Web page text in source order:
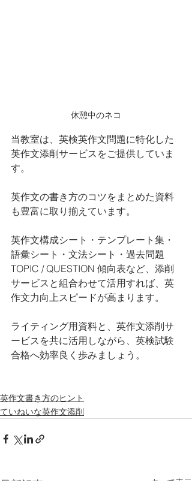
休憩中のネコ
当教室は、英検英作文問題に特化した
英作文添削サービスをご提供していま
す。
英作文の書き方のコツをまとめた資料
も豊富に取り揃えています。
英作文構成シート・テンプレート集・
語彙シート・文法シート・過去問題
TOPIC / QUESTION 傾向表など、添削
サービスと組合わせて活用すれば、英
作文力向上スピードが高まります。
ライティング用資料と、英作文添削サ
ービスを共に活用しながら、英検試験
合格へ効率良く歩みましょう。
英作文書き方のヒント
ていねいな英作文添削
最新記事 すべて表示